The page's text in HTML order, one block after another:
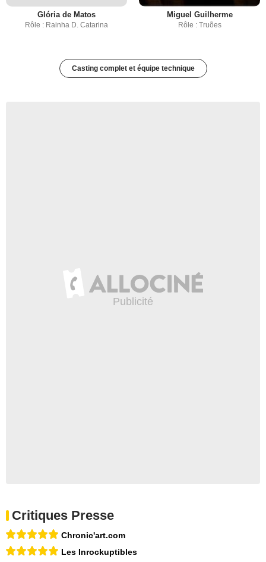
Glória de Matos
Rôle : Rainha D. Catarina
Miguel Guilherme
Rôle : Truões
Casting complet et équipe technique
Critiques Presse
Chronic'art.com
Les Inrockuptibles